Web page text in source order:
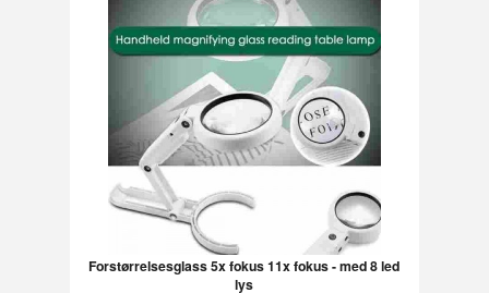
Forstørrelsesglass 5x fokus 11x fokus - med 8 led
lys